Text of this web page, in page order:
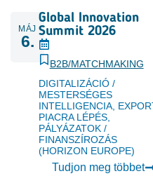
MÁJ
6.
Global Innovation
Summit 2026
B2B/MATCHMAKING
DIGITALIZÁCIÓ /
MESTERSÉGES
INTELLIGENCIA,
PIACRA LÉPÉS,
PÁLYÁZATOK /
FINANSZÍROZÁS
(HORIZON EUROPE)
Tudjon meg többet